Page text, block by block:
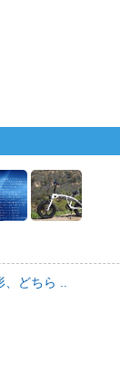
どちら ..